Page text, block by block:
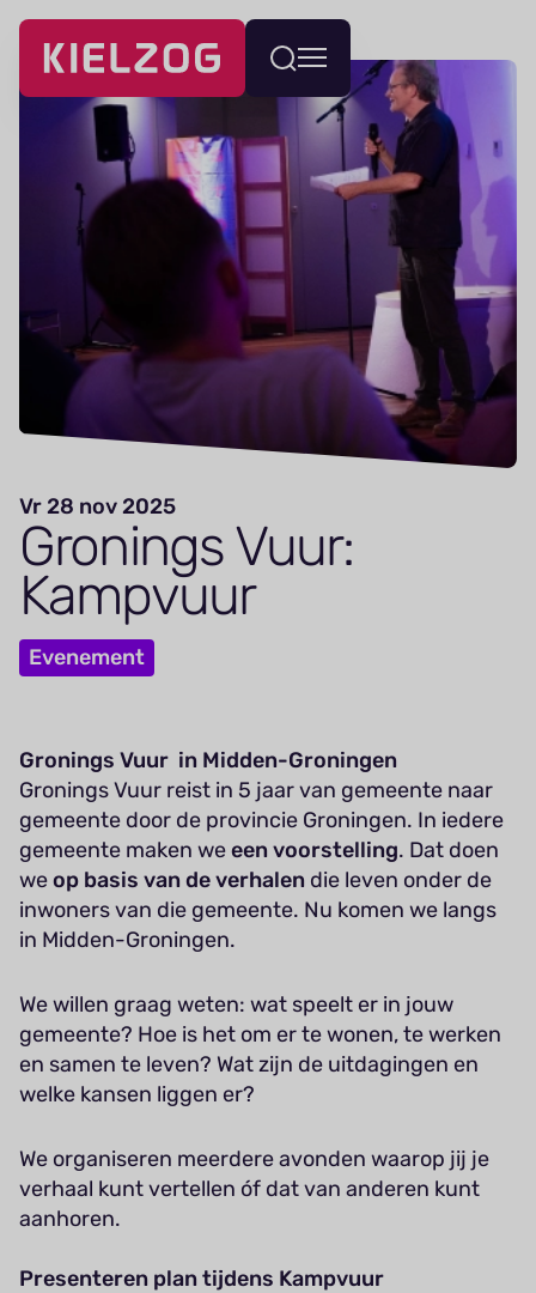
Navigatie
overslaan
Wissel
menu
Vr 28 nov 2025
Gronings Vuur:
Kampvuur
Evenement
Gronings Vuur in Midden-Groningen
Gronings Vuur reist in 5 jaar van gemeente naar
gemeente door de provincie Groningen. In iedere
gemeente maken weeen voorstelling. Dat doen
weop basis van de verhalen die leven onder de
inwoners van die gemeente. Nu komen we langs
in Midden-Groningen.
We willen graag weten: wat speelt er in jouw
gemeente? Hoe is het om er te wonen, te werken
en samen te leven? Wat zijn de uitdagingen en
welke kansen liggen er?
We organiseren meerdere avonden waarop jij je
verhaal kunt vertellen óf dat van anderen kunt
aanhoren.
Presenteren plan tijdens Kampvuur